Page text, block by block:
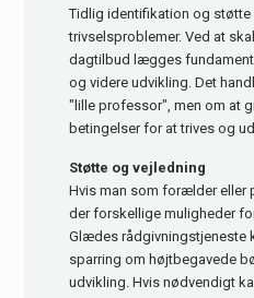
Tidlig identifikation og støtte
trivselsproblemer. Ved at
dagtilbud lægges
og videre udvikling. Det
"lille professor", men om at
betingelser for at trives og
Støtte og vejledning
Hvis man som forælder eller
der forskellige muligheder
Glædes rådgivningstjeneste
sparring om højtbegavede
udvikling. Hvis nødvendigt